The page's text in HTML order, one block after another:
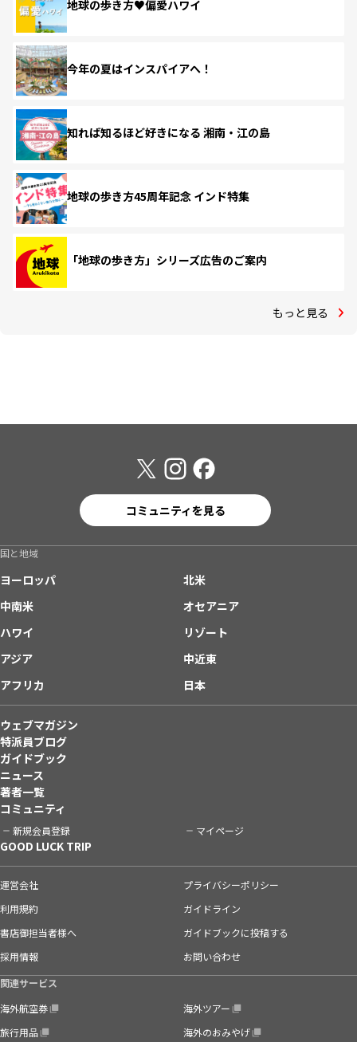
地球の歩き方♥偏愛ハワイ
今年の夏はインスパイアへ！
知れば知るほど好きになる 湘南・江の島
地球の歩き方45周年記念 インド特集
「地球の歩き方」シリーズ広告のご案内
もっと見る
コミュニティを見る
国と地域
ヨーロッパ
北米
中南米
オセアニア
ハワイ
リゾート
アジア
中近東
アフリカ
日本
ウェブマガジン
特派員ブログ
ガイドブック
ニュース
著者一覧
コミュニティ
新規会員登録 マイページ
GOOD LUCK TRIP
運営会社
プライバシーポリシー
利用規約
ガイドライン
書店御担当者様へ
ガイドブックに投稿する
採用情報
お問い合わせ
関連サービス
海外航空券
海外ツアー
旅行用品
海外のおみやげ